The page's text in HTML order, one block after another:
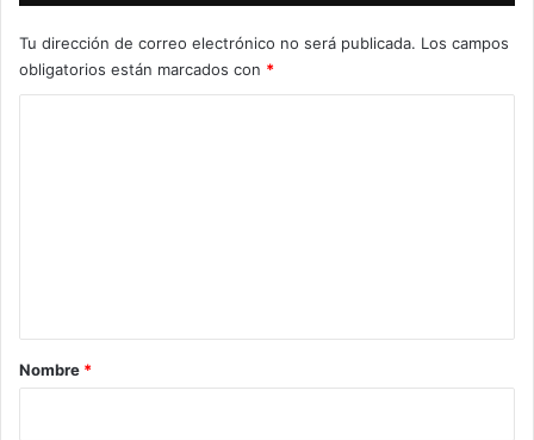
Tu dirección de correo electrónico no será publicada. Los campos
obligatorios están marcados con *
rNombre *